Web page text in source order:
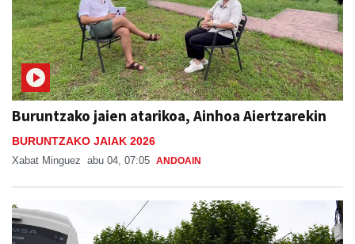
Buruntzako jaien atarikoa, Ainhoa Aiertzarekin
BURUNTZAKO JAIAK 2026
Xabat Minguez abu 04, 07:05 ANDOAIN